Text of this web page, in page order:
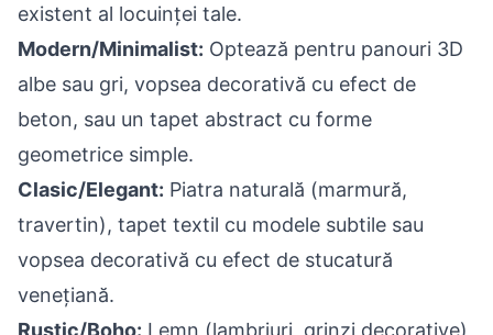
existent al locuinței tale.
Modern/Minimalist: Optează pentru panouri 3D
albe sau gri, vopsea decorativă cu efect de
beton, sau un tapet abstract cu forme
geometrice simple.
Clasic/Elegant: Piatra naturală (marmură,
travertin), tapet textil cu modele subtile sau
vopsea decorativă cu efect de stucatură
venețiană.
Rustic/Boho: Lemn (lambriuri, grinzi decorative),